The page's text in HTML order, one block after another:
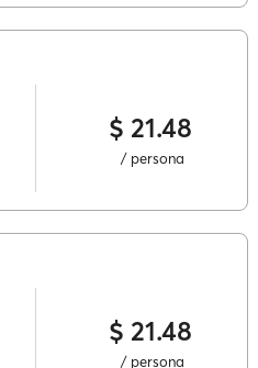
$ 21.48
/ persona
$ 21.48
/ persona